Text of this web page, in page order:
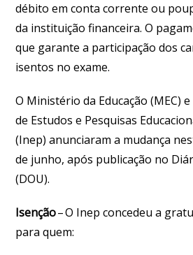
débito em conta corrente ou
da instituição financeira. O
que garante a participação dos
isentos no exame.
O Ministério da Educação (MEC)
de Estudos e Pesquisas
(Inep) anunciaram a mudança
de junho, após publicação no
(DOU).
Isenção– O Inep concedeu a
para quem: